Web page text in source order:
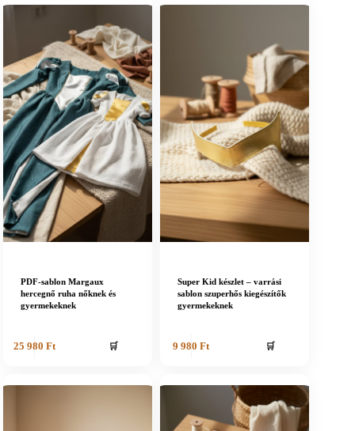
PDF-sablon Margaux
hercegnő ruha nőknek és
gyermekeknek
25 980 Ft 🛒
Super Kid készlet – varrási
sablon szuperhős kiegészítők
gyermekeknek
9 980Ft 🛒